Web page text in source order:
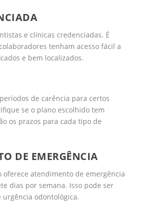
e clínicas credenciadas. É
tenham acesso fácil a
e bem localizados.
de carência para certos
se o plano escolhido tem
os prazos para cada tipo de
DE EMERGÊNCIA
oferece atendimento de emergência
dias por semana. Isso pode ser
urgência odontológica.